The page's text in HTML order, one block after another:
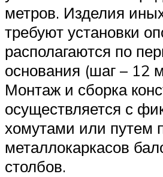
метров. Изделия
требуют установки
располагаются по
основания (шаг – 12
Монтаж и сборка
осуществляется с
хомутами или путем
металлокаркасов
столбов.